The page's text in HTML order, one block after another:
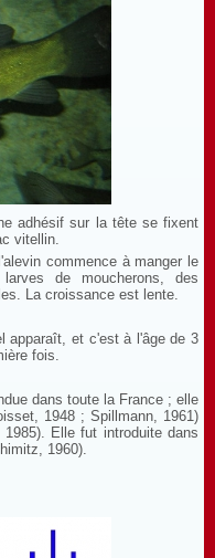
adhésif sur la tête se fixent
vitellin.
commence à manger le
de moucherons, des
La croissance est lente.
apparaît, et c'est à l'âge de 3
fois.
dans toute la France ; elle
1948 ; Spillmann, 1961)
Elle fut introduite dans
1960).